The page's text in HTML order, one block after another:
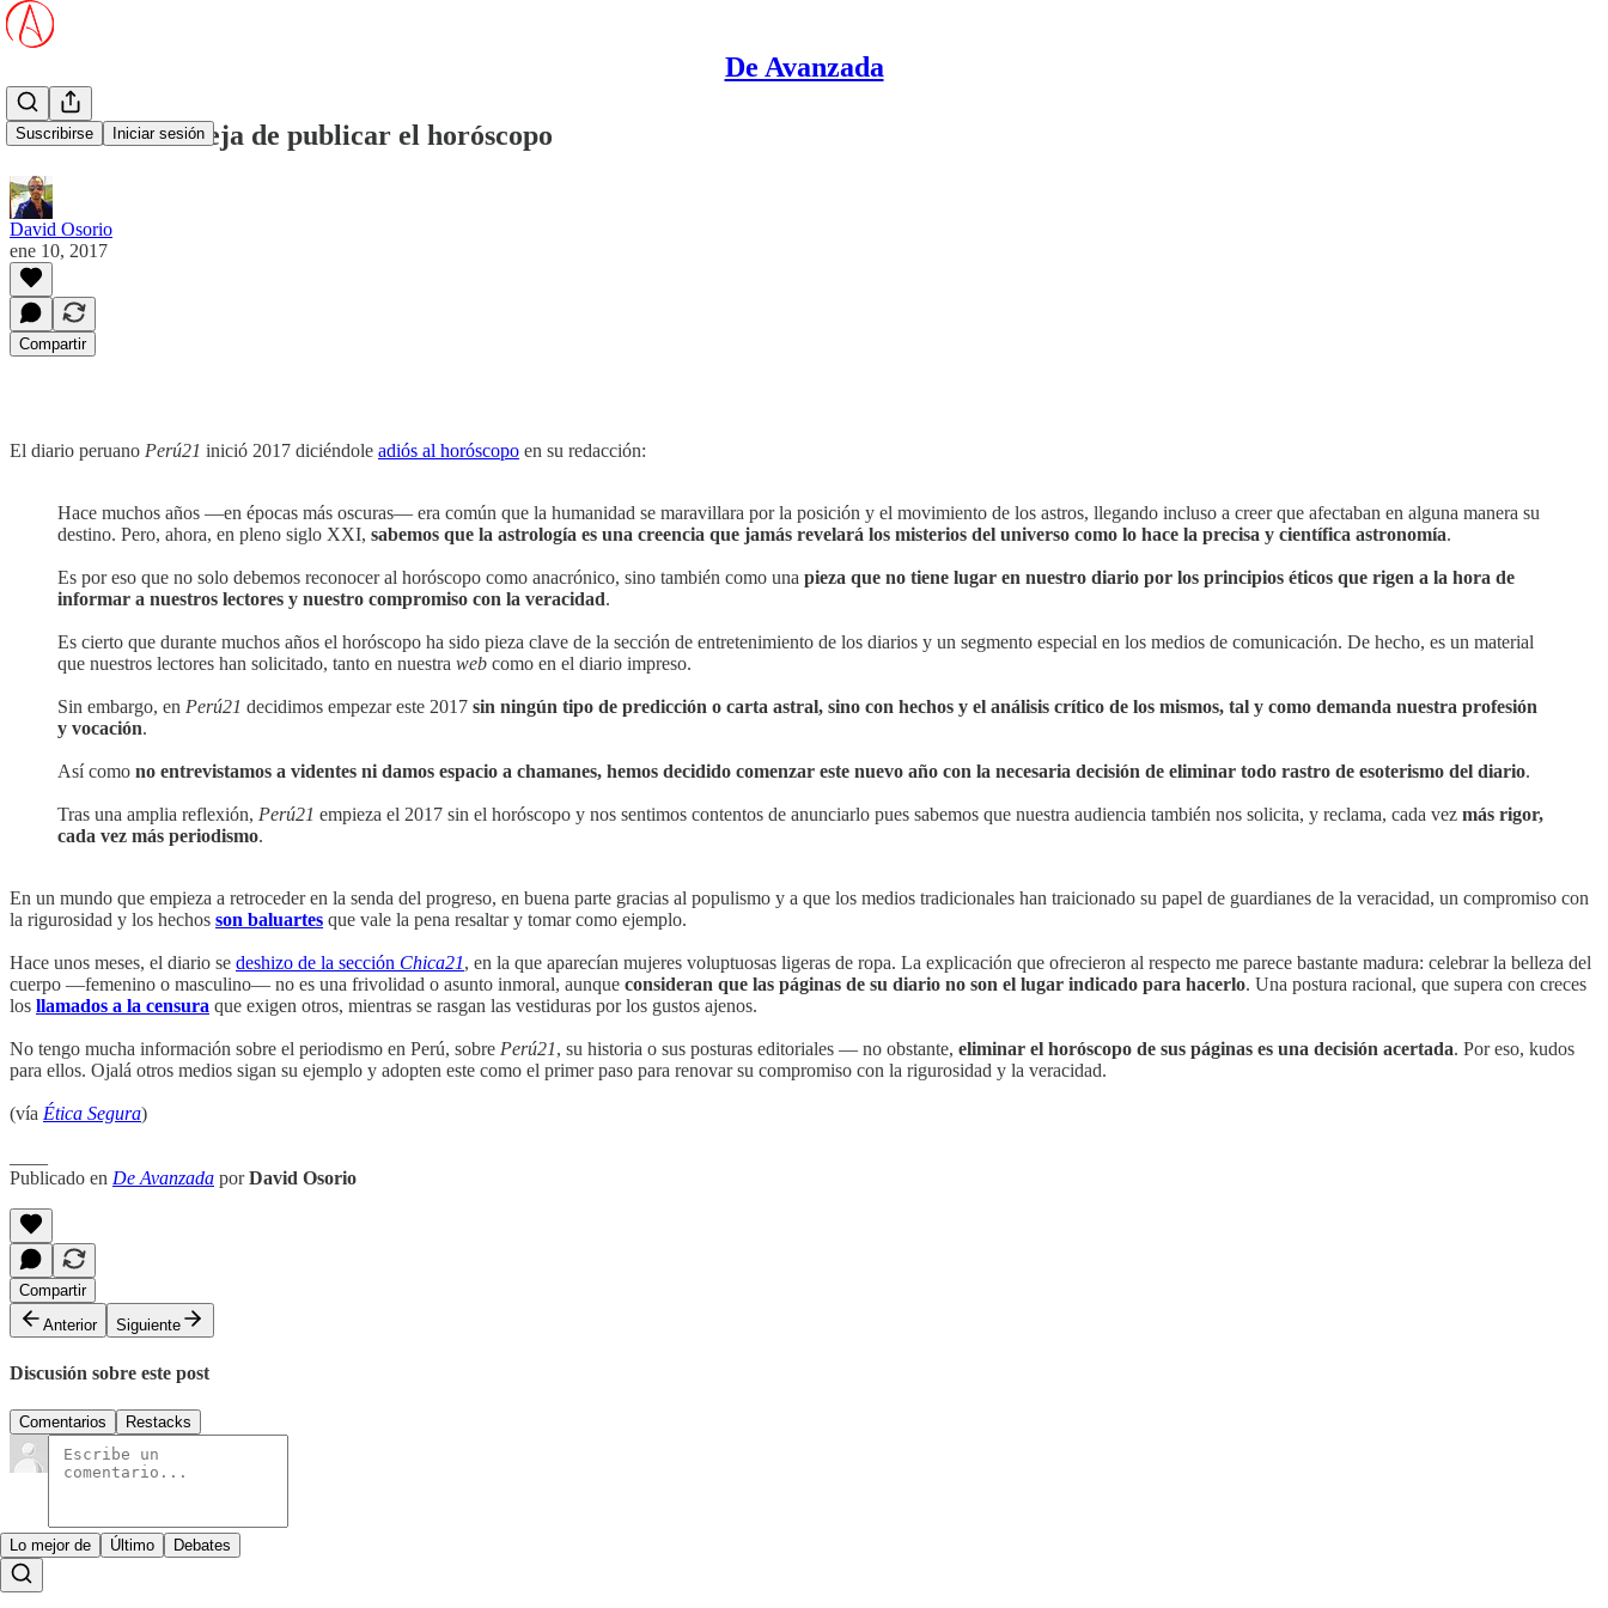
De Avanzada
Suscribirse Iniciar sesión
Diario Perú21 deja de publicar el horóscopo
David Osorio
ene 10, 2017
Compartir
El diario peruano Perú21 inició 2017 diciéndole adiós al horóscopo en su redacción:
Hace muchos años —en épocas más oscuras— era común que la humanidad se maravillara por la posición y el movimiento de los astros, llegando incluso a creer que afectaban en alguna manera su
destino. Pero, ahora, en pleno siglo XXI, sabemos que la astrología es una creencia que jamás revelará los misterios del universo como lo hace la precisa y científica astronomía.
Es por eso que no solo debemos reconocer al horóscopo como anacrónico, sino también como una pieza que no tiene lugar en nuestro diario por los principios éticos que rigen a la hora de
informar a nuestros lectores y nuestro compromiso con la veracidad.
Es cierto que durante muchos años el horóscopo ha sido pieza clave de la sección de entretenimiento de los diarios y un segmento especial en los medios de comunicación. De hecho, es un material
que nuestros lectores han solicitado, tanto en nuestra web como en el diario impreso.
Sin embargo, en Perú21 decidimos empezar este 2017 sin ningún tipo de predicción o carta astral, sino con hechos y el análisis crítico de los mismos, tal y como demanda nuestra profesión
y vocación.
Así como no entrevistamos a videntes ni damos espacio a chamanes, hemos decidido comenzar este nuevo año con la necesaria decisión de eliminar todo rastro de esoterismo del diario.
Tras una amplia reflexión, Perú21 empieza el 2017 sin el horóscopo y nos sentimos contentos de anunciarlo pues sabemos que nuestra audiencia también nos solicita, y reclama, cada vez más rigor,
cada vez más periodismo.
En un mundo que empieza a retroceder en la senda del progreso, en buena parte gracias al populismo y a que los medios tradicionales han traicionado su papel de guardianes de la veracidad, un compromiso con
la rigurosidad y los hechos son baluartes que vale la pena resaltar y tomar como ejemplo.
Hace unos meses, el diario se deshizo de la sección Chica21, en la que aparecían mujeres voluptuosas ligeras de ropa. La explicación que ofrecieron al respecto me parece bastante madura: celebrar la belleza del
cuerpo —femenino o masculino— no es una frivolidad o asunto inmoral, aunque consideran que las páginas de su diario no son el lugar indicado para hacerlo. Una postura racional, que supera con creces
los llamados a la censura que exigen otros, mientras se rasgan las vestiduras por los gustos ajenos.
No tengo mucha información sobre el periodismo en Perú, sobre Perú21, su historia o sus posturas editoriales — no obstante, eliminar el horóscopo de sus páginas es una decisión acertada. Por eso, kudos
para ellos. Ojalá otros medios sigan su ejemplo y adopten este como el primer paso para renovar su compromiso con la rigurosidad y la veracidad.
(vía Ética Segura)
Publicado en De Avanzada porDavid Osorio
Compartir
Anterior
Siguiente
Discusión sobre este post
Comentarios Restacks
Lo mejor de Último Debates